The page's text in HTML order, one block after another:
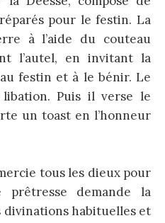
pour le festin. La
à l’aide du couteau
l’autel, en invitant la
festin et à le bénir. Le
Puis il verse le
un toast en l’honneur
tous les dieux pour
demande la
habituelles et